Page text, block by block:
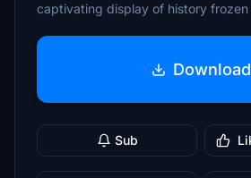
captivating display of history frozen
Download
Sub